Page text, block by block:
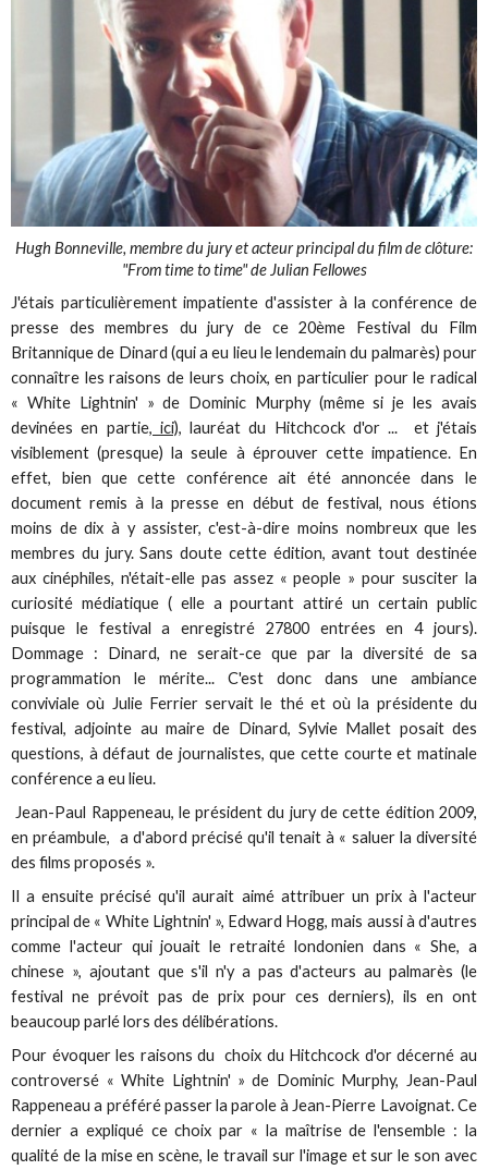
Hugh Bonneville, membre du jury et acteur principal du film de clôture:
"From time to time" de Julian Fellowes
J'étais particulièrement impatiente d'assister à la conférence de
presse des membres du jury de ce 20ème Festival du Film
Britannique de Dinard (qui a eu lieu le lendemain du palmarès) pour
connaître les raisons de leurs choix, en particulier pour le radical
« White Lightnin' » de Dominic Murphy (même si je les avais
devinées en partie, ici), lauréat du Hitchcock d'or ... et j'étais
visiblement (presque) la seule à éprouver cette impatience. En
effet, bien que cette conférence ait été annoncée dans le
document remis à la presse en début de festival, nous étions
moins de dix à y assister, c'est-à-dire moins nombreux que les
membres du jury. Sans doute cette édition, avant tout destinée
aux cinéphiles, n'était-elle pas assez « people » pour susciter la
curiosité médiatique ( elle a pourtant attiré un certain public
puisque le festival a enregistré 27800 entrées en 4 jours).
Dommage : Dinard, ne serait-ce que par la diversité de sa
programmation le mérite... C'est donc dans une ambiance
conviviale où Julie Ferrier servait le thé et où la présidente du
festival, adjointe au maire de Dinard, Sylvie Mallet posait des
questions, à défaut de journalistes, que cette courte et matinale
conférence a eu lieu.
Jean-Paul Rappeneau, le président du jury de cette édition 2009,
en préambule, a d'abord précisé qu'il tenait à « saluer la diversité
des films proposés ».
Il a ensuite précisé qu'il aurait aimé attribuer un prix à l'acteur
principal de « White Lightnin' », Edward Hogg, mais aussi à d'autres
comme l'acteur qui jouait le retraité londonien dans « She, a
chinese », ajoutant que s'il n'y a pas d'acteurs au palmarès (le
festival ne prévoit pas de prix pour ces derniers), ils en ont
beaucoup parlé lors des délibérations.
Pour évoquer les raisons du choix du Hitchcock d'or décerné au
controversé « White Lightnin' » de Dominic Murphy, Jean-Paul
Rappeneau a préféré passer la parole à Jean-Pierre Lavoignat. Ce
dernier a expliqué ce choix par « la maîtrise de l'ensemble : la
qualité de la mise en scène, le travail sur l'image et sur le son avec